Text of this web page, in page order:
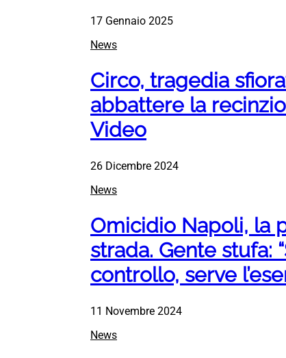
17 Gennaio 2025
News
Circo, tragedia
abbattere la
Video
26 Dicembre 2024
News
Omicidio Napoli, la
strada. Gente stufa:
controllo, serve
11 Novembre 2024
News